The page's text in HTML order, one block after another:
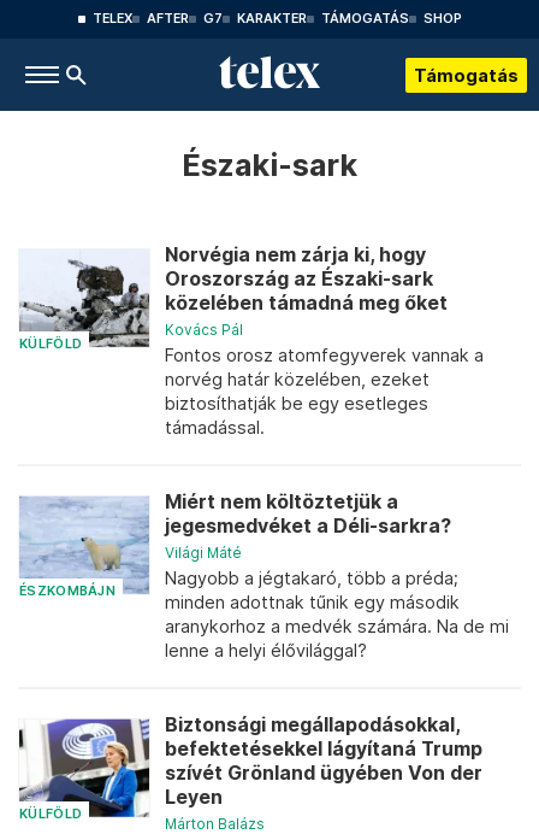
TELEX AFTER G7 KARAKTER TÁMOGATÁS SHOP
Támogatás
Északi-sark
KÜLFÖLD
Norvégia nem zárja ki, hogy
Oroszország az Északi-sark
közelében támadná meg őket
Kovács Pál
Fontos orosz atomfegyverek vannak a
norvég határ közelében, ezeket
biztosíthatják be egy esetleges
támadással.
ÉSZKOMBÁJN
Miért nem költöztetjük a
jegesmedvéket a Déli-sarkra?
Világi Máté
Nagyobb a jégtakaró, több a préda;
minden adottnak tűnik egy második
aranykorhoz a medvék számára. Na de mi
lenne a helyi élővilággal?
KÜLFÖLD
Biztonsági megállapodásokkal,
befektetésekkel lágyítaná Trump
szívét Grönland ügyében Von der
Leyen
Márton Balázs